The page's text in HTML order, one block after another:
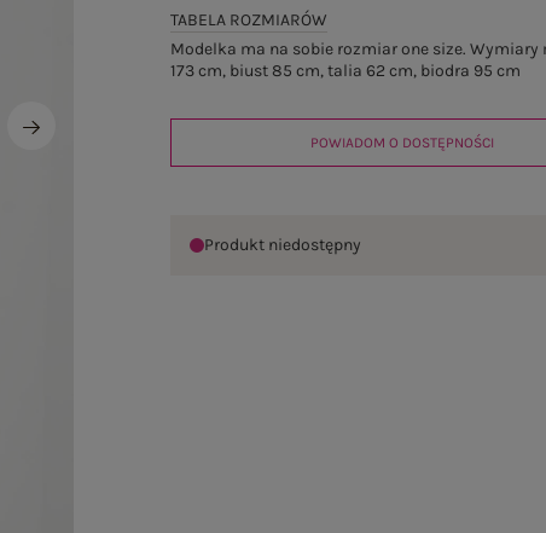
TABELA ROZMIARÓW
Modelka ma na sobie rozmiar one size.
173 cm, biust 85 cm, talia 62 cm, biodra 95 cm
POWIADOM O DOSTĘPNOŚCI
Produkt niedostępny